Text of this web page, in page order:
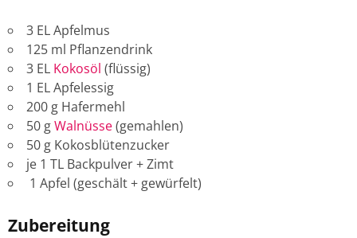
3 EL Apfelmus
125 ml Pflanzendrink
3 EL Kokosöl (flüssig)
1 EL Apfelessig
200 g Hafermehl
50 gWalnüsse(gemahlen)
50 g Kokosblütenzucker
je 1 TL Backpulver + Zimt
1 Apfel (geschält + gewürfelt)
Zubereitung